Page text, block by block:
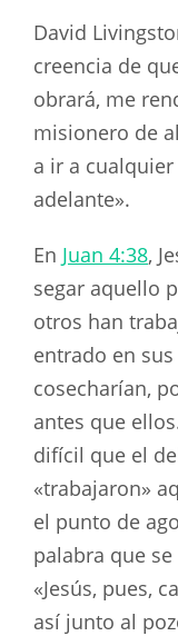
David
creencia de
obrará, me
misionero de
a ir a
adelante».
En Juan 4:38,
segar aquello
otros han
entrado en
cosecharían,
antes que
difícil que el
«trabajaron»
el punto de
palabra que
«Jesús, pues,
así junto al